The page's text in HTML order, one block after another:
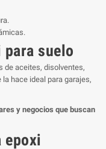
suelo
de aceites, disolventes,
hace ideal para garajes,
y negocios que buscan
epoxi